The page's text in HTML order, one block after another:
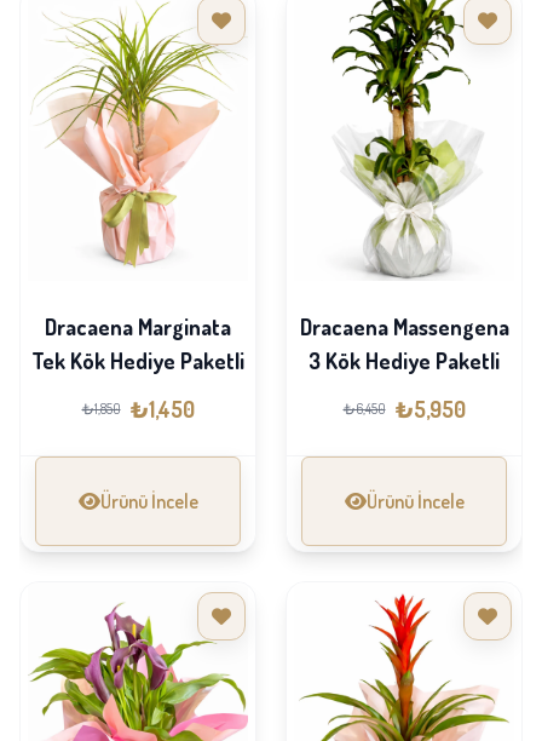
Dracaena Marginata
Tek Kök Hediye Paketli
₺1,850 ₺1,450
Ürünü İncele
Dracaena Massengena
3 Kök Hediye Paketli
₺6,450 ₺5,950
Ürünü İncele